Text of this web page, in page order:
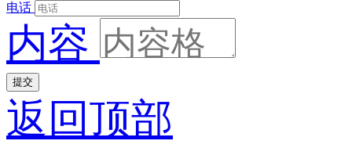
电话
内容
提交
返回顶部